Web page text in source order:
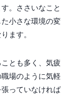
。ささいなこと
小さな環境の変
ます。
とも多く、気疲
場のように気軽
っていなければ